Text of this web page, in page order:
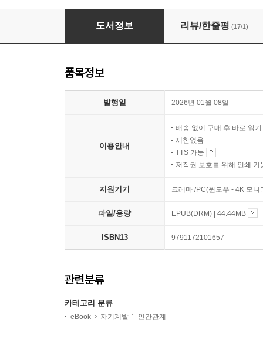
지금 이 순간을 살기 위한 철학자의 말
도서정보 리뷰/한줄평 (17/1)
품목정보
발행일 2026년 01월 08일
이용안내
배송 없이 구매 후 바로 읽기
제한없음
TTS 가능
저작권 보호를 위해 인쇄 기
지원기기 크레마 /PC(윈도우 - 4K 모
파일/용량 EPUB(DRM) | 44.44MB
ISBN13 9791172101657
관련분류
카테고리 분류
eBook 자기계발 인간관계